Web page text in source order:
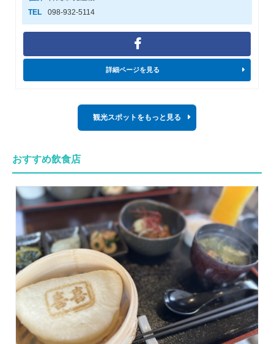
TEL
098-932-5114
詳細ページを見る
観光スポットをもっと見る
おすすめ飲食店